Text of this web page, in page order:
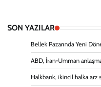
SON YAZILAR
Bellek Pazarında Yeni
ABD, İran-Umman
Halkbank, ikincil halka arz